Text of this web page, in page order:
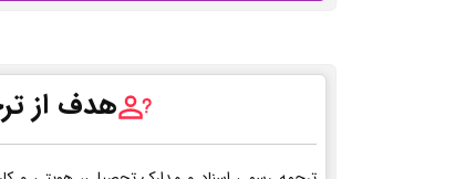
هدف از